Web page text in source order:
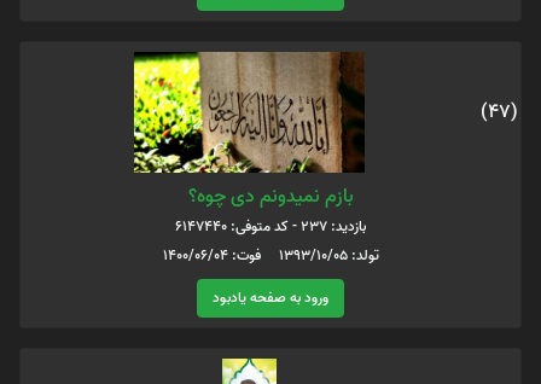
(47)
بازم نمیدونم دی چوه؟
بازدید: 237 - کد متوفی: 6147440
تولد: 1393/10/05 فوت: 1400/06/04
ورود به صفحه یادبود